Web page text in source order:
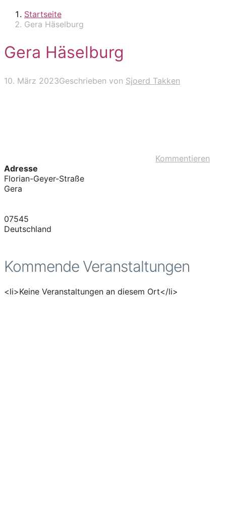
Startseite
Gera Häselburg
Gera Häselburg
10. März 2023Geschrieben von Sjoerd Takken
Kommentieren
Adresse
Florian-Geyer-Straße
Gera
07545
Deutschland
Kommende Veranstaltungen
<li>Keine Veranstaltungen an diesem Ort</li>